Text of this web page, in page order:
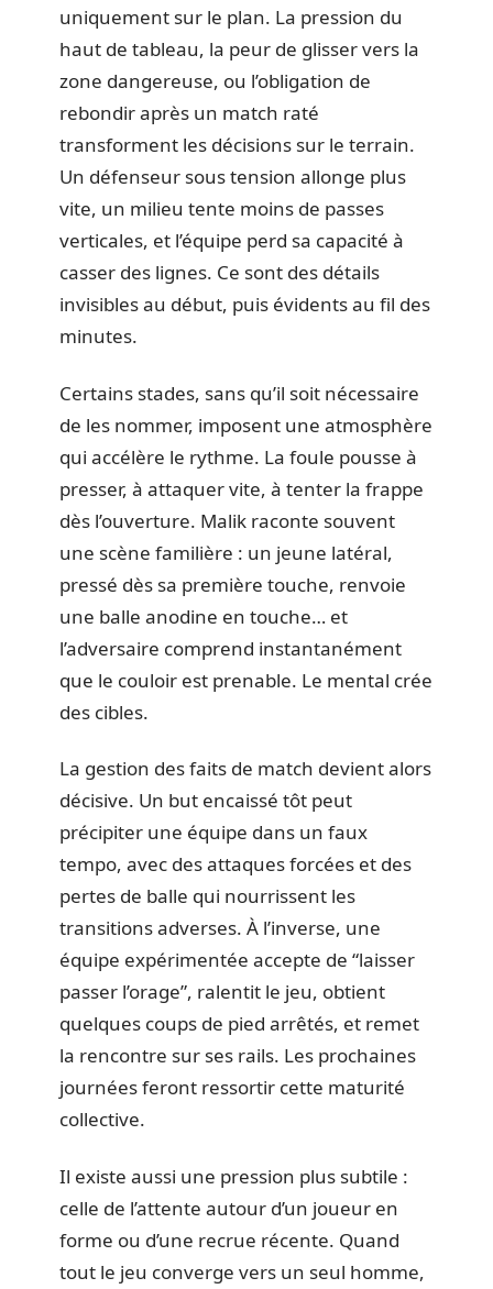
uniquement sur le plan. La pression du
haut de tableau, la peur de glisser vers la
zone dangereuse, ou l’obligation de
rebondir après un match raté
transforment les décisions sur le terrain.
Un défenseur sous tension allonge plus
vite, un milieu tente moins de passes
verticales, et l’équipe perd sa capacité à
casser des lignes. Ce sont des détails
invisibles au début, puis évidents au fil des
minutes.
Certains stades, sans qu’il soit nécessaire
de les nommer, imposent une atmosphère
qui accélère le rythme. La foule pousse à
presser, à attaquer vite, à tenter la frappe
dès l’ouverture. Malik raconte souvent
une scène familière : un jeune latéral,
pressé dès sa première touche, renvoie
une balle anodine en touche… et
l’adversaire comprend instantanément
que le couloir est prenable. Le mental crée
des cibles.
La gestion des faits de match devient alors
décisive. Un but encaissé tôt peut
précipiter une équipe dans un faux
tempo, avec des attaques forcées et des
pertes de balle qui nourrissent les
transitions adverses. À l’inverse, une
équipe expérimentée accepte de “laisser
passer l’orage”, ralentit le jeu, obtient
quelques coups de pied arrêtés, et remet
la rencontre sur ses rails. Les prochaines
journées feront ressortir cette maturité
collective.
Il existe aussi une pression plus subtile :
celle de l’attente autour d’un joueur en
forme ou d’une recrue récente. Quand
tout le jeu converge vers un seul homme,